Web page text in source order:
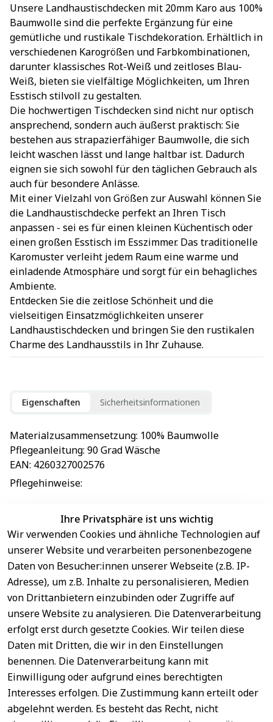
Unsere Landhaustischdecken mit 20mm Karo aus 100%
Baumwolle sind die perfekte Ergänzung für eine
gemütliche und rustikale Tischdekoration. Erhältlich in
verschiedenen Karogrößen und Farbkombinationen,
darunter klassisches Rot-Weiß und zeitloses Blau-
Weiß, bieten sie vielfältige Möglichkeiten, um Ihren
Esstisch stilvoll zu gestalten.
Die hochwertigen Tischdecken sind nicht nur optisch
ansprechend, sondern auch äußerst praktisch: Sie
bestehen aus strapazierfähiger Baumwolle, die sich
leicht waschen lässt und lange haltbar ist. Dadurch
eignen sie sich sowohl für den täglichen Gebrauch als
auch für besondere Anlässe.
Mit einer Vielzahl von Größen zur Auswahl können Sie
die Landhaustischdecke perfekt an Ihren Tisch
anpassen - sei es für einen kleinen Küchentisch oder
einen großen Esstisch im Esszimmer. Das traditionelle
Karomuster verleiht jedem Raum eine warme und
einladende Atmosphäre und sorgt für ein behagliches
Ambiente.
Entdecken Sie die zeitlose Schönheit und die
vielseitigen Einsatzmöglichkeiten unserer
Landhaustischdecken und bringen Sie den rustikalen
Charme des Landhausstils in Ihr Zuhause.
Eigenschaften Sicherheitsinformationen
Materialzusammensetzung: 100% Baumwolle
Pflegeanleitung: 90 Grad Wäsche
EAN: 4260327002576
Pflegehinweise:
EU-Verantwortliche Person - klicken Sie für Details
Ihre Privatsphäre ist uns wichtig
Wir verwenden Cookies und ähnliche Technologien auf
unserer Website und verarbeiten personenbezogene
Daten von Besucher:innen unserer Webseite (z.B. IP-
Adresse), um z.B. Inhalte zu personalisieren, Medien
von Drittanbietern einzubinden oder Zugriffe auf
unsere Website zu analysieren. Die Datenverarbeitung
erfolgt erst durch gesetzte Cookies. Wir teilen diese
Daten mit Dritten, die wir in den Einstellungen
benennen. Die Datenverarbeitung kann mit
Einwilligung oder aufgrund eines berechtigten
Interesses erfolgen. Die Zustimmung kann erteilt oder
abgelehnt werden. Es besteht das Recht, nicht
Rechtliches
AGB
Impressum
Service
Kontakt
Registrieren
Sichere
Zahlungsar
ten